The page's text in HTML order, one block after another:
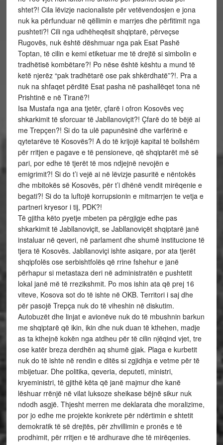
shtet?! Cila lëvizje nacionaliste për vetëvendosjen e jona
nuk ka përfunduar në qëllimin e marrjes dhe përfitimit nga
pushteti?! Cili nga udhëheqësit shqiptarë, përveçse
Rugovës, nuk është dëshmuar nga pak Esat Pashë
Toptan, të cilin e kemi etiketuar me të drejtë si simbolin e
tradhëtisë kombëtare?! Po nëse është kështu a mund të
ketë njerëz “pak tradhëtarë ose pak shkërdhatë”?!. Pra a
nuk na shfaqet përditë Esat pasha në pashallëqet tona në
Prishtinë e në Tiranë?!
Isa Mustafa nga ana tjetër, çfarë i ofron Kosovës veç
shkarkimit të sforcuar të Jabllanoviçit?! Çfarë do të bëjë ai
me Trepçen?! Si do ta ulë papunësinë dhe varfërinë e
qytetarëve të Kosovës?! A do të krijojë kapital të bollshëm
për rritjen e pagave e të pensioneve, që shqiptarët më së
pari, por edhe të tjerët të mos ndjejnë nevojën e
emigrimit?! Si do t’i vejë ai në lëvizje pasuritë e nëntokës
dhe mbitokës së Kosovës, për t’i dhënë vendit mirëqenie e
begati?! Si do ta luftojë korrupsionin e mitmarrjen te vetja e
partneri kryesor i tij, PDK?!
Të gjitha këto pyetje mbeten pa përgjigje edhe pas
shkarkimit të Jabllanoviçit, se Jabllanoviçët shqiptarë janë
instaluar në qeveri, në parlament dhe shumë institucione të
tjera të Kosovës. Jabllanoviçi ishte asiqare, por ata tjerët
shqipfolës ose serbishtfolës që rrine fshehur e janë
përhapur si metastaza deri në administratën e pushtetit
lokal janë më të rrezikshmit. Po mos ishin ata që prej 16
viteve, Kosova sot do të ishte në OKB. Territori i saj dhe
për pasojë Trepça nuk do të viheshin në diskutim.
Autobuzët dhe linjat e avionëve nuk do të mbushnin barkun
me shqiptarë që ikin, ikin dhe nuk duan të kthehen, madje
as ta kthejnë kokën nga atdheu për të cilin njëqind vjet, tre
ose katër breza derdhën aq shumë gjak. Plaga e kurbetit
nuk do të ishte në rendin e ditës si zgjidhja e vetme për të
mbijetuar. Dhe politika, qeveria, deputeti, ministri,
kryeministri, të gjithë këta që janë majmur dhe kanë
lëshuar rrënjë në vilat luksoze sheikase bëjnë sikur nuk
ndodh asgjë. Thjesht merren me deklarata dhe moralizime,
por jo edhe me projekte konkrete për ndërtimin e shtetit
demokratik të së drejtës, për zhvillimin e pronës e të
prodhimit, për rritjen e të ardhurave dhe të mirëqenies.